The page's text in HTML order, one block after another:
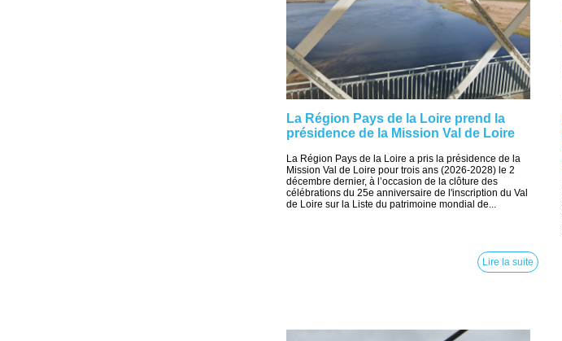
La Région Pays de la Loire prend la
présidence de la Mission Val de Loire
La Région Pays de la Loire a pris la présidence de la
Mission Val de Loire pour trois ans (2026-2028) le 2
décembre dernier, à l’occasion de la clôture des
célébrations du 25e anniversaire de l'inscription du Val
de Loire sur la Liste du patrimoine mondial de...
Lire la suite